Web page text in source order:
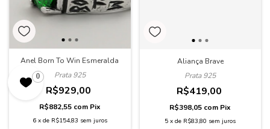
Anel Born To Win Esmeralda
Prata 925
R$929,00
R$882,55 com Pix
6 x de R$154,83 sem juros
Aliança Brave
Prata 925
R$419,00
R$398,05 com Pix
5 xde R$83,80 sem juros
0